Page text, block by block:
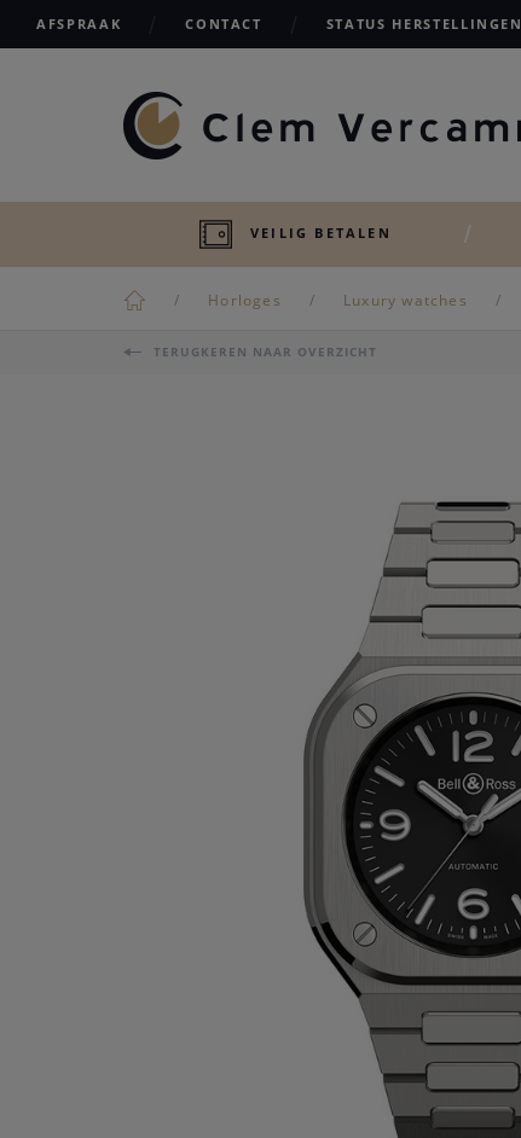
AFSPRAAK CONTACT STATUS HERSTELLINGEN
VEILIG BETALEN
Horloges Luxury watches
TERUGKEREN NAAR OVERZICHT